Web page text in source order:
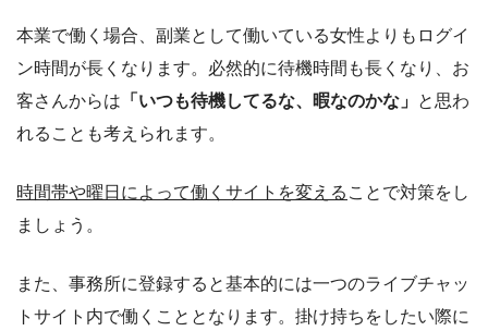
本業で働く場合、副業として働いている女性よりもログイ
ン時間が長くなります。必然的に待機時間も長くなり、お
客さんからは 「いつも待機してるな、暇なのかな」 と思わ
れることも考えられます。
時間帯や曜日によって働くサイトを変える ことで対策をし
ましょう。
また、事務所に登録すると基本的には一つのライブチャッ
トサイト内で働くこととなります。掛け持ちをしたい際に